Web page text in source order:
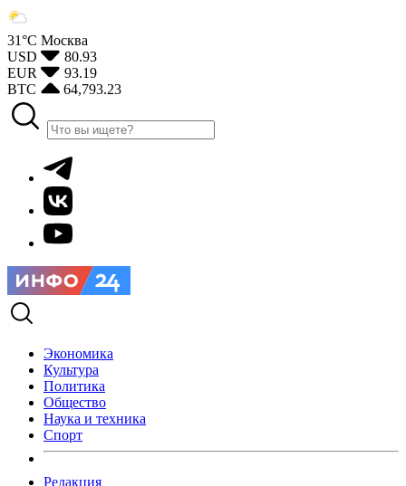
31°С Москва
USD
80.93
EUR
93.19
BTC
64,793.23
Экономика
Культура
Политика
Общество
Наука и техника
Спорт
Редакция